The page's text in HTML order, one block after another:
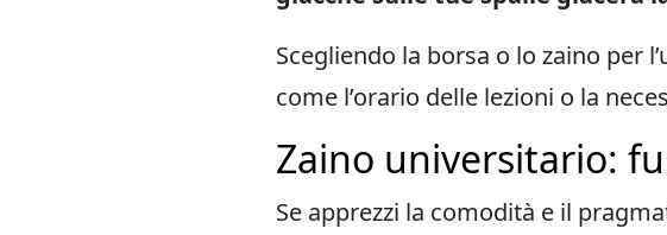
Scegliendo la borsa o lo zaino per
come l’orario delle lezioni o la
Zaino universitario:
Se apprezzi la comodità e il